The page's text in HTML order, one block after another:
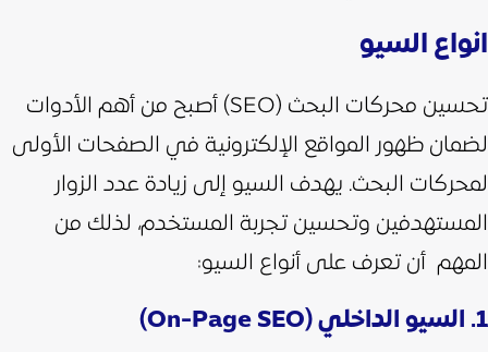
انواع السيو
تحسين محركات البحث (SEO) أصبح من أهم الأدوات
لضمان ظهور المواقع الإلكترونية في الصفحات الأولى
لمحركات البحث. يهدف السيو إلى زيادة عدد الزوار
المستهدفين وتحسين تجربة المستخدم، لذلك من
المهم أن تعرف على أنواع السيو:
1. السيو الداخلي (On-Page SEO)